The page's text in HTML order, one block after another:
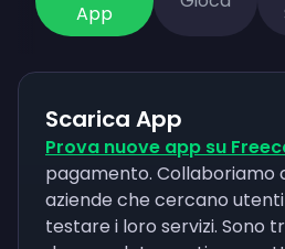
App
Scarica App
Prova nuove app su
pagamento. Collaboriamo
aziende che cercano
testare i loro servizi. Sono